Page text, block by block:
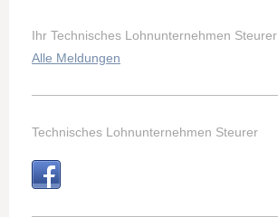
Ihr Technisches Lohnunternehmen Steurer
Alle Meldungen
Technisches Lohnunternehmen Steurer